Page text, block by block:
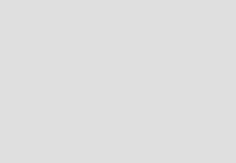
melampirkan versi
gratis, Anda dapat
telah diautentikasi
gratis dan tersedia.